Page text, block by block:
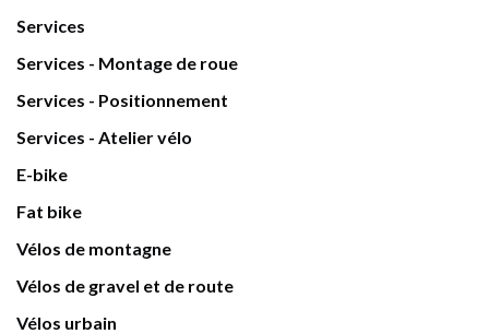
Services
Services - Montage de roue
Services - Positionnement
Services - Atelier vélo
E-bike
Fat bike
Vélos de montagne
Vélos de gravel et de route
Vélos urbain